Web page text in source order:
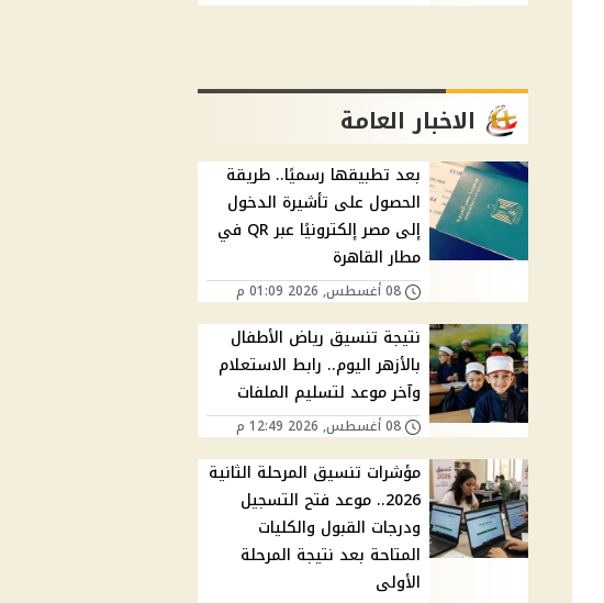
الاخبار العامة
بعد تطبيقها رسميًا.. طريقة
الحصول على تأشيرة الدخول
إلى مصر إلكترونيًا عبر QR في
مطار القاهرة
08 أغسطس, 2026 01:09 م
نتيجة تنسيق رياض الأطفال
بالأزهر اليوم.. رابط الاستعلام
وآخر موعد لتسليم الملفات
08 أغسطس, 2026 12:49 م
مؤشرات تنسيق المرحلة الثانية
2026.. موعد فتح التسجيل
ودرجات القبول والكليات
المتاحة بعد نتيجة المرحلة
الأولى